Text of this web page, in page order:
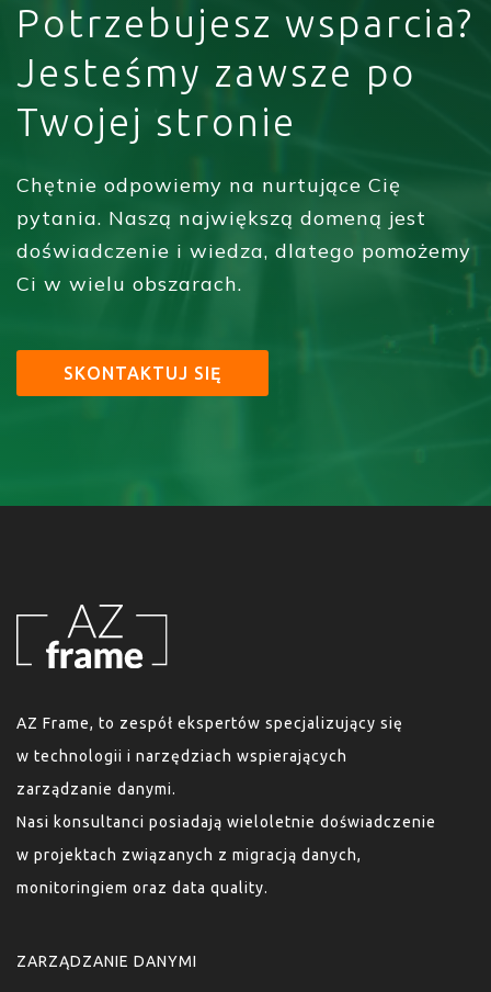
Potrzebujesz wsparcia?
Jesteśmy zawsze po
Twojej stronie
Chętnie odpowiemy na nurtujące Cię
pytania. Naszą największą domeną jest
doświadczenie i wiedza, dlatego pomożemy
Ci w wielu obszarach.
SKONTAKTUJ SIĘ
AZ Frame, to zespół ekspertów specjalizujący się
w technologii i narzędziach wspierających
zarządzanie danymi.
Nasi konsultanci posiadają wieloletnie doświadczenie
w projektach związanych z migracją danych,
monitoringiem oraz data quality.
ZARZĄDZANIE DANYMI